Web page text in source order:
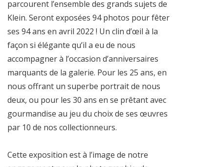
parcourent l’ensemble des grands sujets de
Klein. Seront exposées 94 photos pour fêter
ses 94 ans en avril 2022 ! Un clin d’œil à la
façon si élégante qu’il a eu de nous
accompagner à l’occasion d’anniversaires
marquants de la galerie. Pour les 25 ans, en
nous offrant un superbe portrait de nous
deux, ou pour les 30 ans en se prêtant avec
gourmandise au jeu du choix de ses œuvres
par 10 de nos collectionneurs.
Cette exposition est à l’image de notre